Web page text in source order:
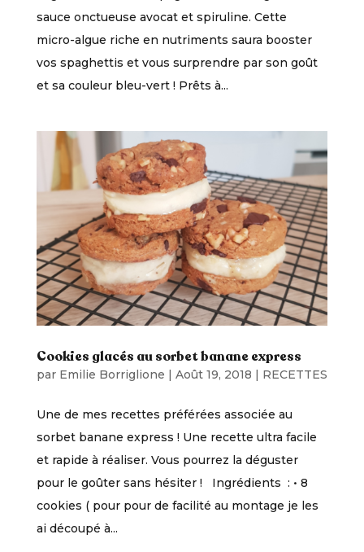
sauce onctueuse avocat et spiruline. Cette
micro-algue riche en nutriments saura booster
vos spaghettis et vous surprendre par son goût
et sa couleur bleu-vert ! Prêts à...
Cookies glacés au sorbet banane express
par Emilie Borriglione | Août 19, 2018 | RECETTES
Une de mes recettes préférées associée au
sorbet banane express ! Une recette ultra facile
et rapide à réaliser. Vous pourrez la déguster
pour le goûter sans hésiter ! Ingrédients : • 8
cookies ( pour pour de facilité au montage je les
ai découpé à...